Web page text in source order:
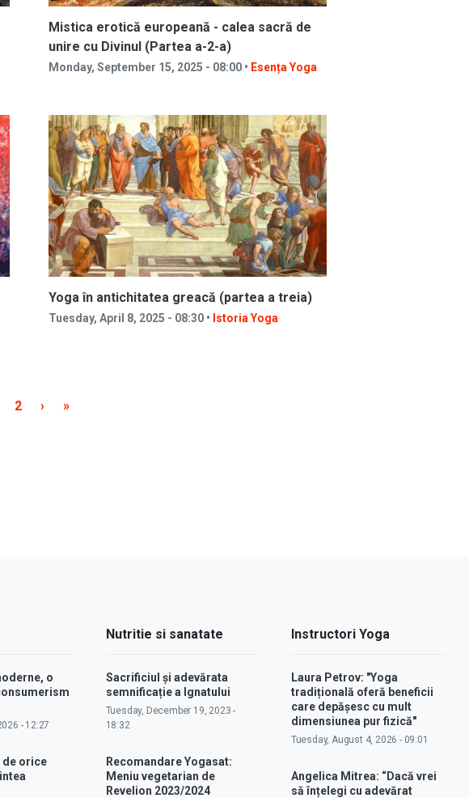
Mistica erotică europeană - calea sacră de
unire cu Divinul (Partea a-2-a)
Monday, September 15, 2025 - 08:00 • Esența Yoga
Yoga în antichitatea greacă (partea a treia)
Tuesday, April 8, 2025 - 08:30 • Istoria Yoga
page
Page
2 Next page
› Last page
»
o
- 12:27
de orice
Nutritie si sanatate
Sacrificiul și adevărata
semnificație a Ignatului
Tuesday, December 19, 2023 -
18:32
Recomandare Yogasat:
Meniu vegetarian de
Revelion 2023/2024
Instructori Yoga
Laura Petrov: "Yoga
tradițională oferă beneficii
care depășesc cu mult
dimensiunea pur fizică"
Tuesday, August 4, 2026 - 09:01
Angelica Mitrea: “Dacă vrei
să înțelegi cu adevărat